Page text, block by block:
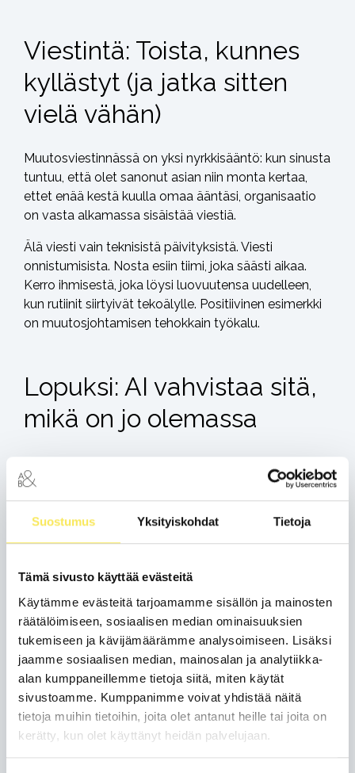
Suostumus Yksityiskohdat Tietoja
Tämä sivusto käyttää evästeitä
Käytämme evästeitä tarjoamamme sisällön ja mainosten
räätälöimiseen, sosiaalisen median ominaisuuksien
tukemiseen ja kävijämäärämme analysoimiseen. Lisäksi
jaamme sosiaalisen median, mainosalan ja analytiikka-
alan kumppaneillemme tietoja siitä, miten käytät
sivustoamme. Kumppanimme voivat yhdistää näitä
tietoja muihin tietoihin, joita olet antanut heille tai joita on
kerätty, kun olet käyttänyt heidän palvelujaan.
Viestintä: Toista, kunnes
kyllästyt (ja jatka sitten
vielä vähän)
Muutosviestinnässä on yksi nyrkkisääntö: kun sinusta
tuntuu, että olet sanonut asian niin monta kertaa,
ettet enää kestä kuulla omaa ääntäsi, organisaatio
on vasta alkamassa sisäistää viestiä.
Älä viesti vain teknisistä päivityksistä. Viesti
onnistumisista. Nosta esiin tiimi, joka säästi aikaa.
Kerro ihmisestä, joka löysi luovuutensa uudelleen,
kun rutiinit siirtyivät tekoälylle. Positiivinen esimerkki
on muutosjohtamisen tehokkain työkalu.
Lopuksi: AI vahvistaa sitä,
mikä on jo olemassa
markkinointi sekä myynti puhuvat eri kieliä, AI vain
nopeuttaa tätä sekoilua. Mutta jos rakenteet (kuten
RevOps-ajattelu) ovat kunnossa, tekoäly toimii
supervoimana, joka skaalaa osaamisenne uudelle
kriittistä AI-transformaatiota eli tekoälymuutosta
tekeville yrityksille:RevOps ja tekoäly – näin rakennat
tekoälyajan kaupallisen koneiston
AI-transformaatio ei ole projekti, jolla on
päättymispäivä. Se on uusi tapa olla ja tehdä työtä.
Ja siinä matkassa ihminen on edelleen se tärkein
lenkki.